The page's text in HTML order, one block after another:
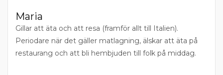
Maria
Gillar att äta och att resa (framför allt till Italien).
Periodare när det gäller matlagning, älskar att äta på
restaurang och att bli hembjuden till folk på middag.